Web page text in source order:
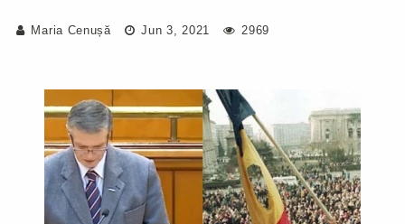
Maria Cenușă Jun 3, 2021 2969